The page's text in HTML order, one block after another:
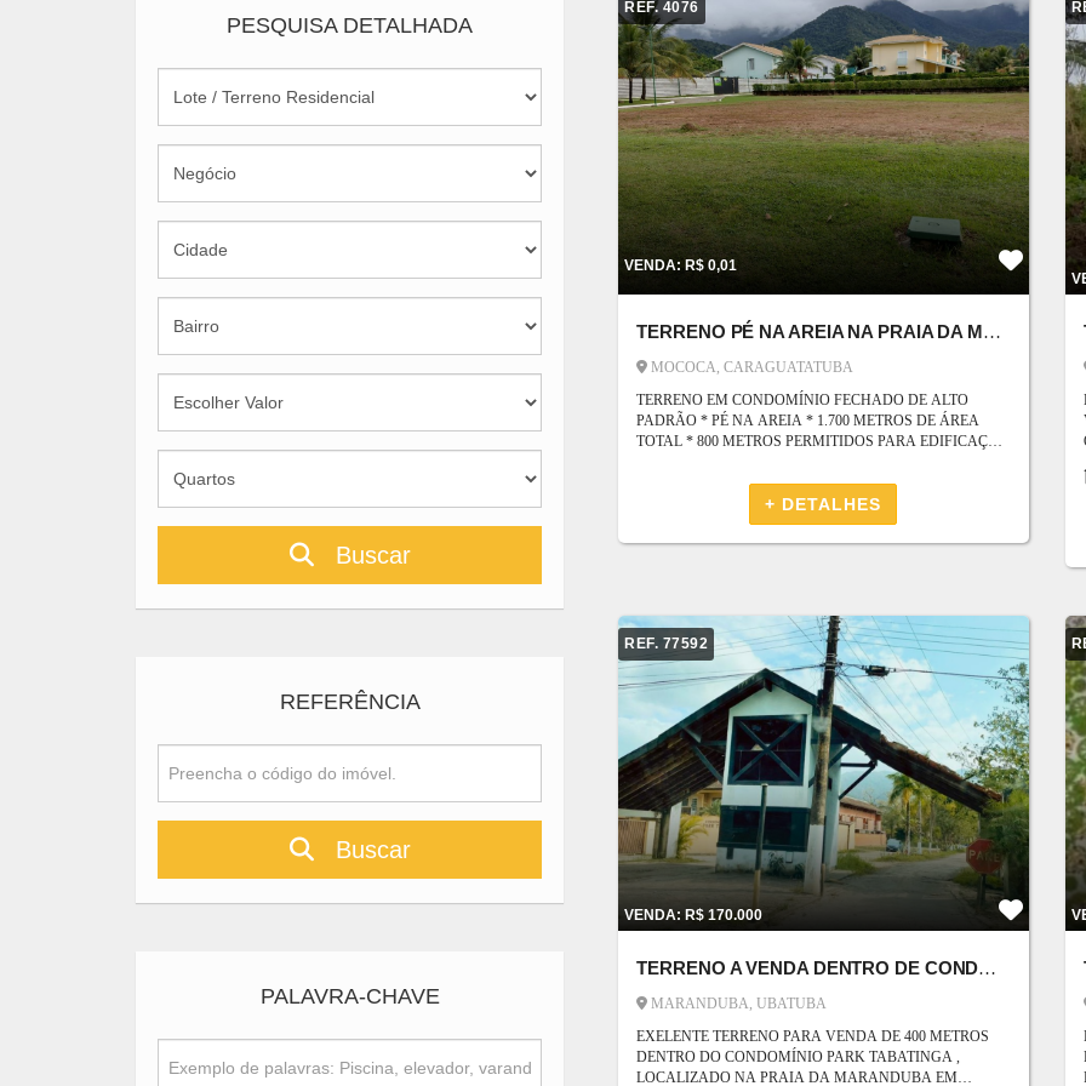
PESQUISA DETALHADA
Buscar
REFERÊNCIA
Buscar
PALAVRA-CHAVE
REF. 4076
VENDA: R$ 0,01
TERRENO PÉ NA AREIA NA PRAIA DA MOCOCA
MOCOCA, CARAGUATATUBA
TERRENO EM CONDOMÍNIO FECHADO DE ALTO
PADRÃO * PÉ NA AREIA * 1.700 METROS DE ÁREA
TOTAL * 800 METROS PERMITIDOS PARA EDIFICAÇÃO
ESTRUTURADA, E COM UM MAR QUASE SEM ONDAS,
SENDO PORTANTO PERFEITA PARA BANHISTAS,
FAMÍLIAS COM CRIANÇAS E PRATICANTES DE
CANOAGEM E STAND-UP-PADDLE. A MOCOCA ESTÁ
UBATUBA. É VIZINHA DE DUAS OUTRAS PRAIAS
FAMOSAS NA CIDADE: À SUA ESQUERDA ESTÁ A
PRAIA DE TABATINGA, E À SUA DIREITA ESTÁ A
PRAIA DA COCANHA.
+ DETALHES
REF. 77592
VENDA: R$ 170.000
TERRENO A VENDA DENTRO DE CONDOMÍNIO
MARANDUBA, UBATUBA
EXELENTE TERRENO PARA VENDA DE 400 METROS
DENTRO DO CONDOMÍNIO PARK TABATINGA ,
LOCALIZADO NA PRAIA DA MARANDUBA EM